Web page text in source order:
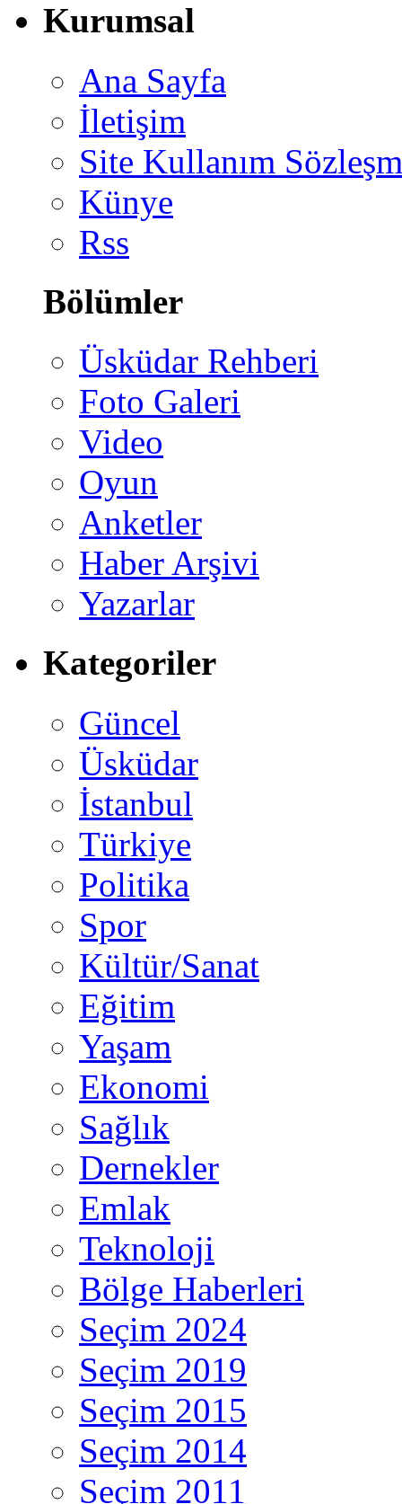
Kurumsal
Ana Sayfa
İletişim
Site Kullanım
Künye
Rss
Bölümler
Üsküdar Rehberi
Foto Galeri
Video
Oyun
Anketler
Haber Arşivi
Yazarlar
Kategoriler
Güncel
Üsküdar
İstanbul
Türkiye
Politika
Spor
Kültür/Sanat
Eğitim
Yaşam
Ekonomi
Sağlık
Dernekler
Emlak
Teknoloji
Bölge Haberleri
Seçim 2024
Seçim 2019
Seçim 2015
Seçim 2014
Seçim 2011